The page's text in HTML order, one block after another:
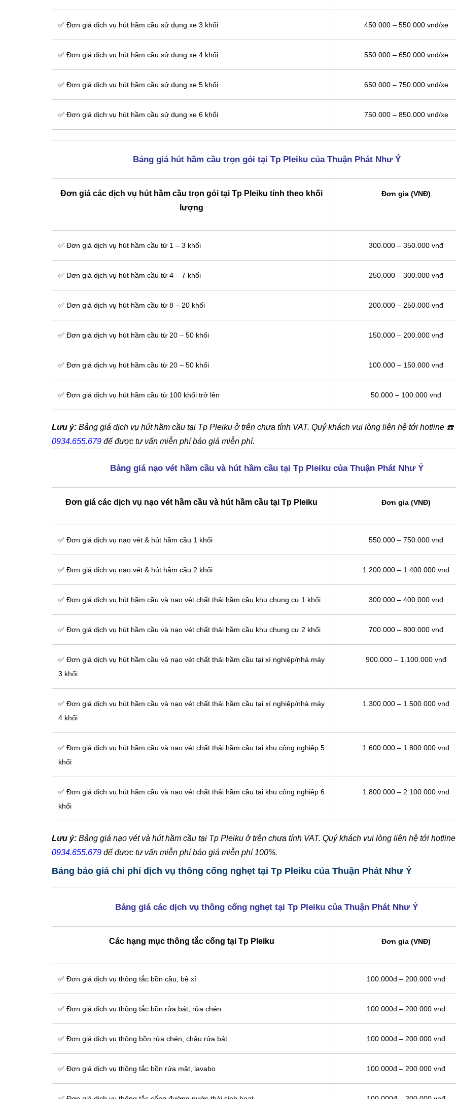
✅ Đơn giá dịch vụ hút hầm cầu sử dụng xe 3 khối 450.000 – 550.000 vnđ/xe
✅ Đơn giá dịch vụ hút hầm cầu sử dụng xe 4 khối 550.000 – 650.000 vnđ/xe
✅ Đơn giá dịch vụ hút hầm cầu sử dụng xe 5 khối 650.000 – 750.000 vnđ/xe
✅ Đơn giá dịch vụ hút hầm cầu sử dụng xe 6 khối 750.000 – 850.000 vnđ/xe
Bảng giá hút hầm cầu trọn gói tại Tp Pleiku của Thuận Phát Như Ý
Đơn giá các dịch vụ hút hầm cầu trọn gói tại Tp Pleiku tính theo khối
lượng
Đơn gia (VNĐ)
✅ Đơn giá dịch vụ hút hầm cầu từ 1 – 3 khối 300.000 – 350.000 vnđ
✅ Đơn giá dịch vụ hút hầm cầu từ 4 – 7 khối 250.000 – 300.000 vnđ
✅ Đơn giá dịch vụ hút hầm cầu từ 8 – 20 khối 200.000 – 250.000 vnđ
✅ Đơn giá dịch vụ hút hầm cầu từ 20 – 50 khối 150.000 – 200.000 vnđ
✅ Đơn giá dịch vụ hút hầm cầu từ 20 – 50 khối 100.000 – 150.000 vnđ
✅ Đơn giá dịch vụ hút hầm cầu từ 100 khối trở lên 50.000 – 100.000 vnđ
Lưu ý: Bảng giá dịch vụ hút hầm cầu tại Tp Pleiku ở trên chưa tính VAT. Quý khách vui lòng liên hệ tới hotline ☎️
0934.655.679 để được tư vấn miễn phí báo giá miễn phí.
Bảng giá nạo vét hầm cầu và hút hầm cầu tại Tp Pleiku của Thuận Phát Như Ý
Đơn giá các dịch vụ nạo vét hầm cầu và hút hầm cầu tại Tp Pleiku Đơn gia (VNĐ)
✅ Đơn giá dịch vụ nạo vét & hút hầm cầu 1 khối 550.000 – 750.000 vnđ
✅ Đơn giá dịch vụ nạo vét & hút hầm cầu 2 khối 1.200.000 – 1.400.000 vnđ
✅ Đơn giá dịch vụ hút hầm cầu và nạo vét chất thải hầm cầu khu chung cư 1 khối 300.000 – 400.000 vnđ
✅ Đơn giá dịch vụ hút hầm cầu và nạo vét chất thải hầm cầu khu chung cư 2 khối 700.000 – 800.000 vnđ
✅ Đơn giá dịch vụ hút hầm cầu và nạo vét chất thải hầm cầu tại xí nghiệp/nhà máy
3 khối
900.000 – 1.100.000 vnđ
✅ Đơn giá dịch vụ hút hầm cầu và nạo vét chất thải hầm cầu tại xí nghiệp/nhà máy
4 khối
1.300.000 – 1.500.000 vnđ
✅ Đơn giá dịch vụ hút hầm cầu và nạo vét chất thải hầm cầu tại khu công nghiệp 5
khối
1.600.000 – 1.800.000 vnđ
✅ Đơn giá dịch vụ hút hầm cầu và nạo vét chất thải hầm cầu tại khu công nghiệp 6
khối
1.800.000 – 2.100.000 vnđ
Lưu ý: Bảng giá nạo vét và hút hầm cầu tại Tp Pleiku ở trên chưa tính VAT. Quý khách vui lòng liên hệ tới hotline
0934.655.679 để được tư vấn miễn phí báo giá miễn phí 100%.
Bảng báo giá chi phí dịch vụ thông cống nghẹt tại Tp Pleiku của Thuận Phát Như Ý
Bảng giá các dịch vụ thông cống nghẹt tại Tp Pleiku của Thuận Phát Như Ý
Các hạng mục thông tắc cống tại Tp Pleiku Đơn gia (VNĐ)
✅ Đơn giá dịch vụ thông tắc bồn cầu, bệ xí 100.000đ – 200.000 vnđ
✅ Đơn giá dịch vụ thông tắc bồn rửa bát, rửa chén 100.000đ – 200.000 vnđ
✅ Đơn giá dịch vụ thông bồn rửa chén, chậu rửa bát 100.000đ – 200.000 vnđ
✅ Đơn giá dịch vụ thông tắc bồn rửa mặt, lavabo 100.000đ – 200.000 vnđ